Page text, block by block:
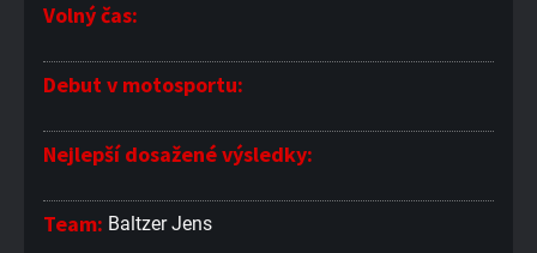
Volný čas:
Debut v motosportu:
Nejlepší dosažené výsledky:
Team: Baltzer Jens